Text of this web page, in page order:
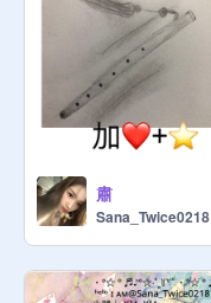
肅
Sana_Twice0218